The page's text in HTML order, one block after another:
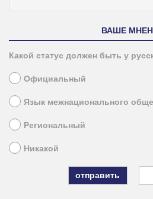
ВАШЕ
Какой статус должен быть у
Официальный
Язык межнационального
Региональный
Никакой